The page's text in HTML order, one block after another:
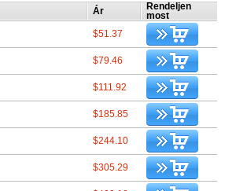
Ár
Rendeljen
most
$51.37
$79.46
$111.92
$185.85
$244.10
$305.29